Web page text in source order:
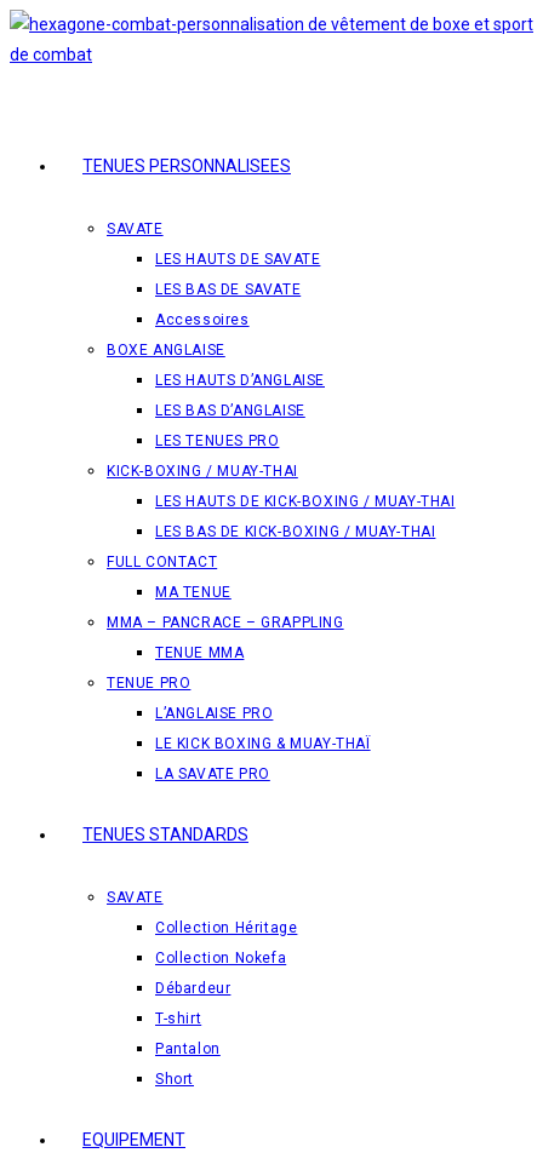
Skip
to
TENUES PERSONNALISEES
SAVATE
LES HAUTS DE SAVATE
LES BAS DE SAVATE
Accessoires
BOXE ANGLAISE
LES HAUTS D’ANGLAISE
LES BAS D’ANGLAISE
LES TENUES PRO
KICK-BOXING / MUAY-THAI
LES HAUTS DE KICK-BOXING / MUAY-THAI
LES BAS DE KICK-BOXING / MUAY-THAI
FULL CONTACT
MA TENUE
MMA – PANCRACE – GRAPPLING
TENUE MMA
TENUE PRO
L’ANGLAISE PRO
LE KICK BOXING & MUAY-THAÏ
LA SAVATE PRO
TENUES STANDARDS
SAVATE
Collection Héritage
Collection Nokefa
Débardeur
T-shirt
Pantalon
Short
EQUIPEMENT